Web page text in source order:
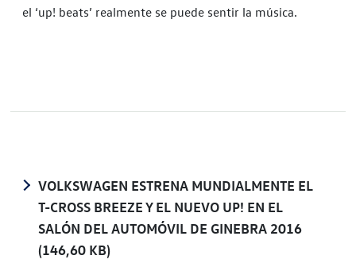
el ‘up! beats’ realmente se puede sentir la música.
VOLKSWAGEN ESTRENA MUNDIALMENTE EL
T-CROSS BREEZE Y EL NUEVO UP! EN EL
SALÓN DEL AUTOMÓVIL DE GINEBRA 2016
(146,60 KB)